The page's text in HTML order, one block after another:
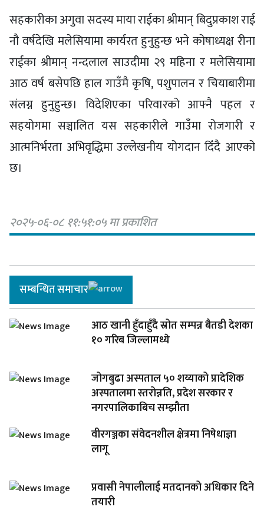
सहकारीका अगुवा सदस्य माया राईका श्रीमान् बिदुप्रकाश राई
नौ वर्षदेखि मलेसियामा कार्यरत हुनुहुन्छ भने कोषाध्यक्ष रीना
राईका श्रीमान् नन्दलाल साउदीमा २९ महिना र मलेसियामा
आठ वर्ष बसेपछि हाल गाउँमै कृषि, पशुपालन र चियाबारीमा
संलग्न हुनुहुन्छ। विदेशिएका परिवारको आफ्नै पहल र
सहयोगमा सञ्चालित यस सहकारीले गाउँमा रोजगारी र
आत्मनिर्भरता अभिवृद्धिमा उल्लेखनीय योगदान दिँदै आएको
छ।
२०२५-०६-०८ ११:५१:०५ मा प्रकाशित
सम्बन्धित समाचार
आठ खानी हुँदाहुँदै स्रोत सम्पन्न बैतडी देशका
१० गरिब जिल्लामध्ये
जोगबुढा अस्पताल ५० शय्याको प्रादेशिक
अस्पतालमा स्तरोन्नति, प्रदेश सरकार र
नगरपालिकाबिच सम्झौता
वीरगञ्जका संवेदनशील क्षेत्रमा निषेधाज्ञा
लागू
प्रवासी नेपालीलाई मतदानको अधिकार दिने
तयारी